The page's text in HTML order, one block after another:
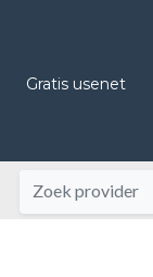
Gratis usenet